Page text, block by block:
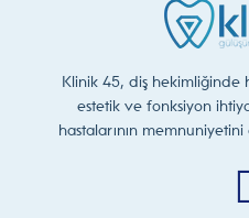
Klinik 45, diş
estetik ve fonksiyon
hastalarının